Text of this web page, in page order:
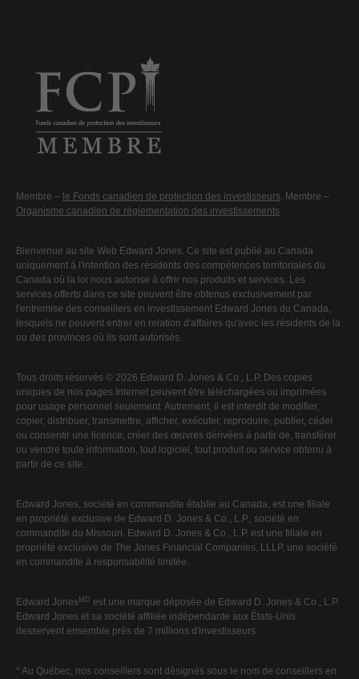
Membre – le Fonds canadien de protection des investisseurs. Membre –
Organisme canadien de réglementation des investissements.
Bienvenue au site Web Edward Jones. Ce site est publié au Canada
uniquement à l'intention des résidents des compétences territoriales du
Canada où la loi nous autorise à offrir nos produits et services. Les
services offerts dans ce site peuvent être obtenus exclusivement par
l'entremise des conseillers en investissement Edward Jones du Canada,
lesquels ne peuvent entrer en relation d'affaires qu'avec les résidents de la
ou des provinces où ils sont autorisés.
Tous droits réservés © 2026 Edward D. Jones & Co., L.P. Des copies
uniques de nos pages Internet peuvent être téléchargées ou imprimées
pour usage personnel seulement. Autrement, il est interdit de modifier,
copier, distribuer, transmettre, afficher, exécuter, reproduire, publier, céder
ou consentir une licence, créer des œuvres dérivées à partir de, transférer
ou vendre toute information, tout logiciel, tout produit ou service obtenu à
partir de ce site.
Edward Jones, société en commandite établie au Canada, est une filiale
en propriété exclusive de Edward D. Jones & Co., L.P., société en
commandite du Missouri. Edward D. Jones & Co., L.P. est une filiale en
propriété exclusive de The Jones Financial Companies, LLLP, une société
en commandite à responsabilité limitée.
Edward JonesMD est une marque déposée de Edward D. Jones & Co., L.P.
Edward Jones et sa société affiliée indépendante aux États-Unis
desservent ensemble près de 7 millions d'investisseurs.
* Au Québec, nos conseillers sont désignés sous le nom de conseillers en